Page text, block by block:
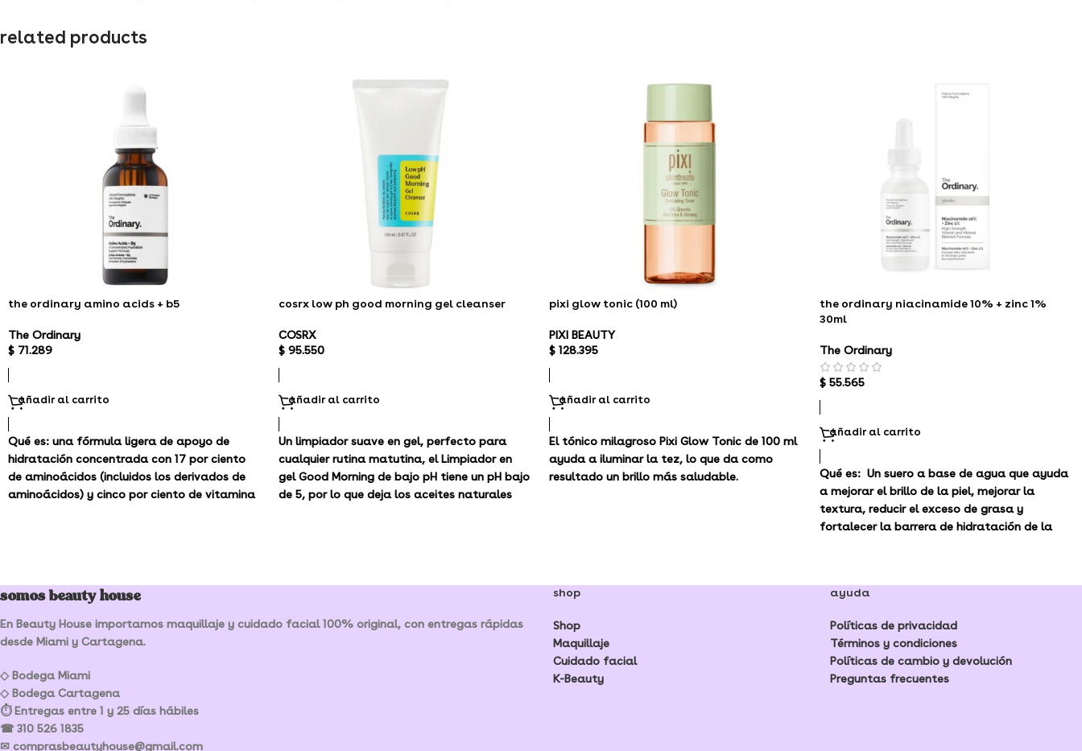
related products
the ordinary amino acids + b5
The Ordinary
$ 71.289
añadir al carrito
Qué es: una fórmula ligera de apoyo de
hidratación concentrada con 17 por ciento
de aminoácidos (incluidos los derivados de
aminoácidos) y cinco por ciento de vitamina
sequedad, líneas finas y arrugas, y pérdida
de firmeza y elasticidad
cosrx low ph good morning gel cleanser
COSRX
$ 95.550
añadir al carrito
Un limpiador suave en gel, perfecto para
cualquier rutina matutina, el Limpiador en
gel Good Morning de bajo pH tiene un pH bajo
de 5, por lo que deja los aceites naturales
trata los brotes.
pixi glow tonic (100 ml)
PIXI BEAUTY
$ 128.395
añadir al carrito
El tónico milagroso Pixi Glow Tonic de 100 ml
ayuda a iluminar la tez, lo que da como
resultado un brillo más saludable.
the ordinary niacinamide 10% + zinc 1%
30ml
The Ordinary
$ 55.565
añadir al carrito
Qué es: Un suero a base de agua que ayuda
a mejorar el brillo de la piel, mejorar la
textura, reducir el exceso de grasa y
fortalecer la barrera de hidratación de la
Preocupaciones del cuidado de la piel:
somos beauty house
En Beauty House importamos maquillaje y cuidado facial 100% original, con entregas rápidas
desde Miami y Cartagena.
◇ Bodega Miami
◇ Bodega Cartagena
⏱ Entregas entre 1 y 25 días hábiles
☎ 310 526 1835
✉ comprasbeautyhouse@gmail.com
shop
Shop
Maquillaje
Cuidado facial
K-Beauty
ayuda
Políticas de privacidad
Términos y condiciones
Políticas de cambio y devolución
Preguntas frecuentes